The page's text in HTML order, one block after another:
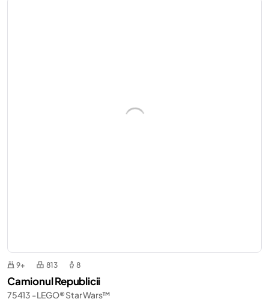
9+ 813 8
Camionul Republicii
75413 - LEGO® Star Wars™